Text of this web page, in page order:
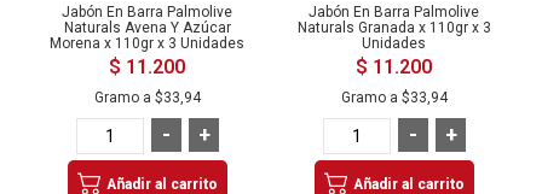
Jabón En Barra Palmolive
Naturals Avena Y Azúcar
Morena x 110gr x 3 Unidades
$ 11.200
Gramo a $33,94
+
-
Añadir al carrito
Jabón En Barra Palmolive
Naturals Granada x 110gr x 3
Unidades
$ 11.200
Gramo a $33,94
+
-
Añadir al carrito